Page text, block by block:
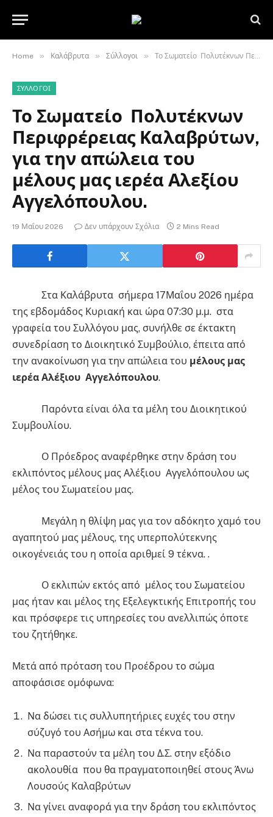
Home » Καλάβρυτα » Σύλλογοι » Το Σωματείο Πολυτέκνων Περιφρέρειας Καλαβρύτων, για την απώλεια του μέλους μας ιερέα Αλεξίου Αγγελόπουλου.
ΣΎΛΛΟΓΟΙ
Το Σωματείο Πολυτέκνων
Περιφρέρειας Καλαβρύτων,
για την απώλεια του
μέλους μας ιερέα Αλεξίου
Αγγελόπουλου.
19 Μαΐου 2026 Δεν υπάρχουν Σχόλια 2 Mins Read
Στα Καλάβρυτα σήμερα 17Μαΐου 2026 ημέρα
της εβδομάδος Κυριακή και ώρα 07:30 μ.μ. στα
γραφεία του Συλλόγου μας, συνήλθε σε έκτακτη
συνεδρίαση το Διοικητικό Συμβούλιο, έπειτα από
την ανακοίνωση για την απώλεια του μέλους μας
ιερέα Αλέξιου Αγγελόπουλου.
Παρόντα είναι όλα τα μέλη του Διοικητικού
Συμβουλίου.
Ο Πρόεδρος αναφέρθηκε στην δράση του
εκλιπόντος μέλους μας Αλέξιου Αγγελόπουλου ως
μέλος του Σωματείου μας.
Μεγάλη η θλίψη μας για τον αδόκητο χαμό του
αγαπητού μας μέλους, της υπερπολύτεκνης
οικογένειάς του η οποία αριθμεί 9 τέκνα. .
Ο εκλιπών εκτός από μέλος του Σωματείου
μας ήταν και μέλος της Εξελεγκτικής Επιτροπής του
και πρόσφερε τις υπηρεσίες του ανελλιπώς όποτε
του ζητήθηκε.
Μετά από πρόταση του Προέδρου το σώμα
αποφάσισε ομόφωνα:
Να δώσει τις συλλυπητήριες ευχές του στην
σύζυγό του Ασήμω και στα τέκνα του.
Να παραστούν τα μέλη του Δ.Σ. στην εξόδιο
ακολουθία που θα πραγματοποιηθεί στους Άνω
Λουσούς Καλαβρύτων
Να γίνει αναφορά για την δράση του εκλιπόντος